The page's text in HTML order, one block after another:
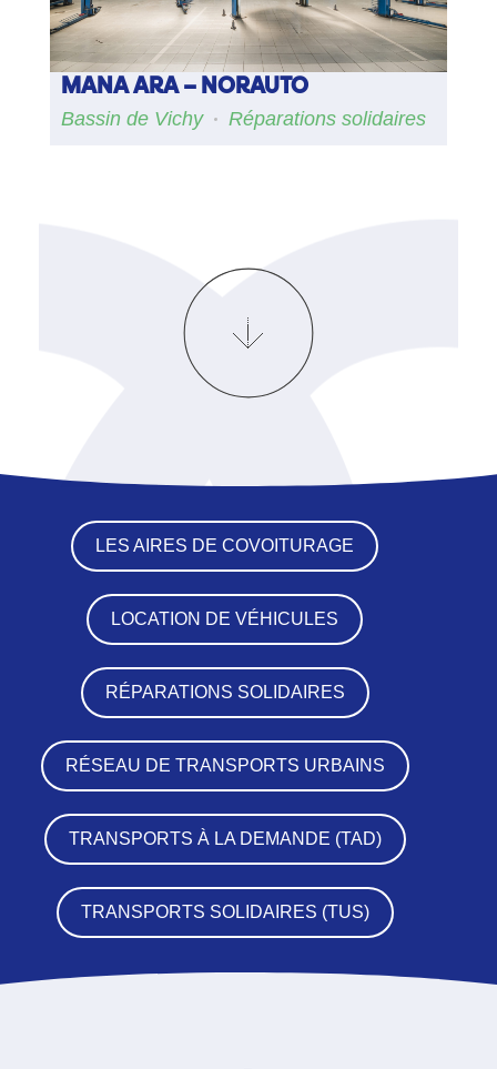
MANA ARA – NORAUTO
Bassin de Vichy
Réparations solidaires
LES AIRES DE COVOITURAGE
LOCATION DE VÉHICULES
RÉPARATIONS SOLIDAIRES
RÉSEAU DE TRANSPORTS URBAINS
TRANSPORTS À LA DEMANDE (TAD)
TRANSPORTS SOLIDAIRES (TUS)